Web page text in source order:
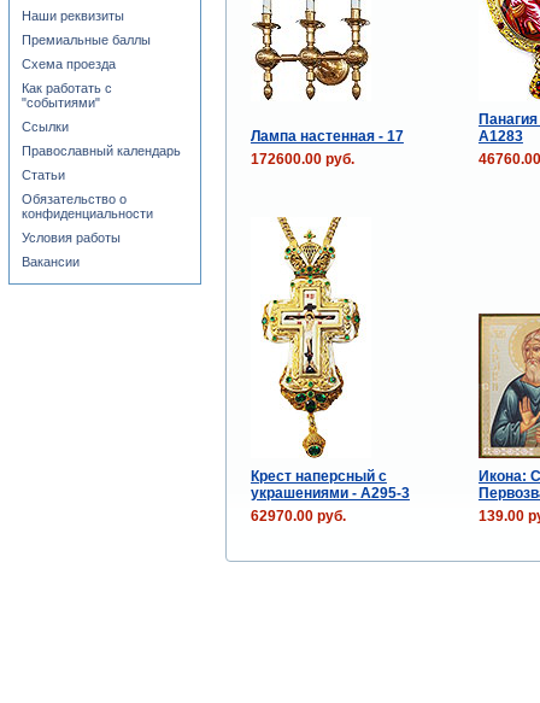
Лампа настенная - 17
А1283
172600.00 руб.
Крест наперсный с
украшениями - A295-3
Икона:
62970.00 руб.
139.00
Наши реквизиты
Премиальные баллы
Схема проезда
Как работать с
"событиями"
Ссылки
Православный календарь
Статьи
Обязательство о
конфиденциальности
Условия работы
Вакансии